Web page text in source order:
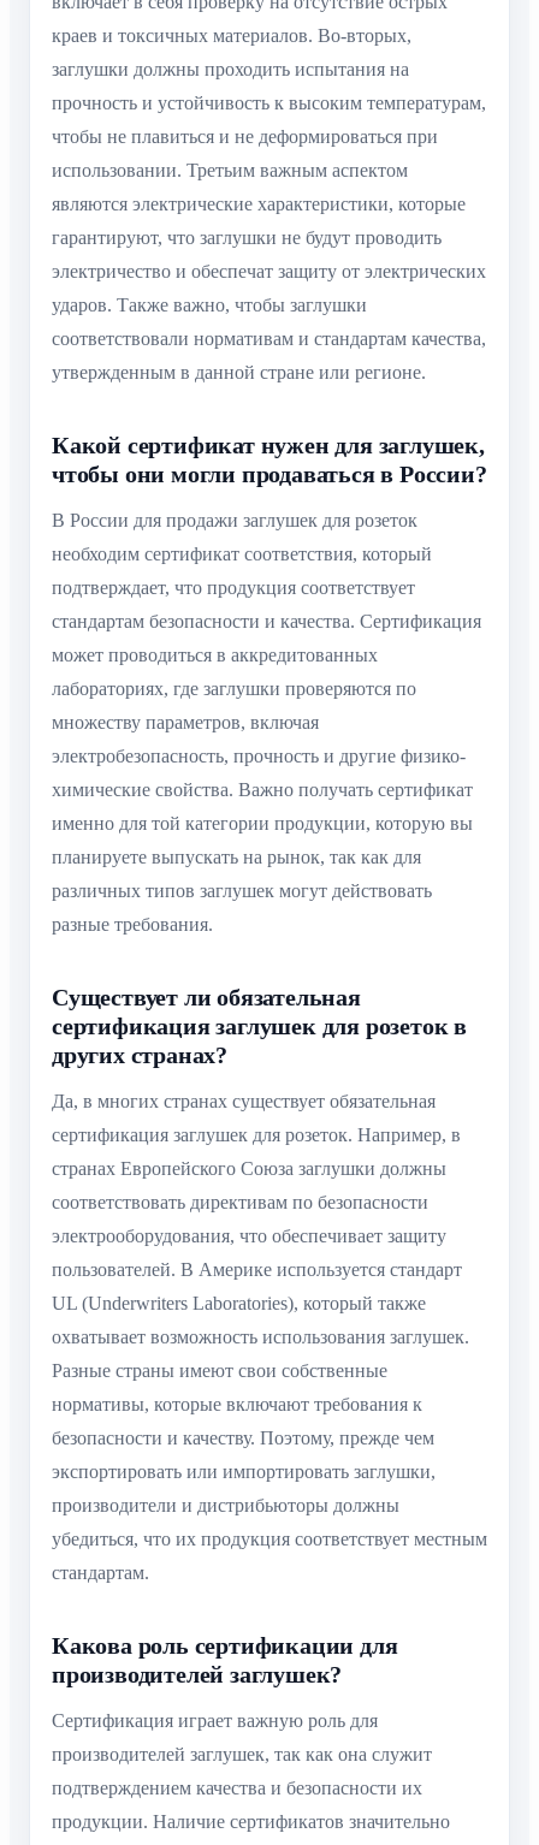
краев и токсичных материалов. Во-вторых,
заглушки должны проходить испытания на
прочность и устойчивость к высоким температурам,
чтобы не плавиться и не деформироваться при
использовании. Третьим важным аспектом
являются электрические характеристики, которые
гарантируют, что заглушки не будут проводить
электричество и обеспечат защиту от электрических
ударов. Также важно, чтобы заглушки
соответствовали нормативам и стандартам качества,
утвержденным в данной стране или регионе.
Какой сертификат нужен для заглушек,
чтобы они могли продаваться в России?
В России для продажи заглушек для розеток
необходим сертификат соответствия, который
подтверждает, что продукция соответствует
стандартам безопасности и качества. Сертификация
может проводиться в аккредитованных
лабораториях, где заглушки проверяются по
множеству параметров, включая
электробезопасность, прочность и другие физико-
химические свойства. Важно получать сертификат
именно для той категории продукции, которую вы
планируете выпускать на рынок, так как для
различных типов заглушек могут действовать
разные требования.
Существует ли обязательная
сертификация заглушек для розеток в
других странах?
Да, в многих странах существует обязательная
сертификация заглушек для розеток. Например, в
странах Европейского Союза заглушки должны
соответствовать директивам по безопасности
электрооборудования, что обеспечивает защиту
пользователей. В Америке используется стандарт
UL (Underwriters Laboratories), который также
охватывает возможность использования заглушек.
Разные страны имеют свои собственные
нормативы, которые включают требования к
безопасности и качеству. Поэтому, прежде чем
экспортировать или импортировать заглушки,
производители и дистрибьюторы должны
убедиться, что их продукция соответствует местным
стандартам.
Какова роль сертификации для
производителей заглушек?
Сертификация играет важную роль для
производителей заглушек, так как она служит
подтверждением качества и безопасности их
продукции. Наличие сертификатов значительно